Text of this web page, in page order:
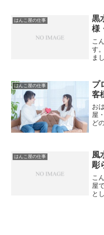
て
先
はんこ屋の仕事
黒
様
こ
す
ま
る
ご
はんこ屋の仕事
プ
客
お
屋
ど
ご
はんこ屋の仕事
風
彫
こ
屋
と